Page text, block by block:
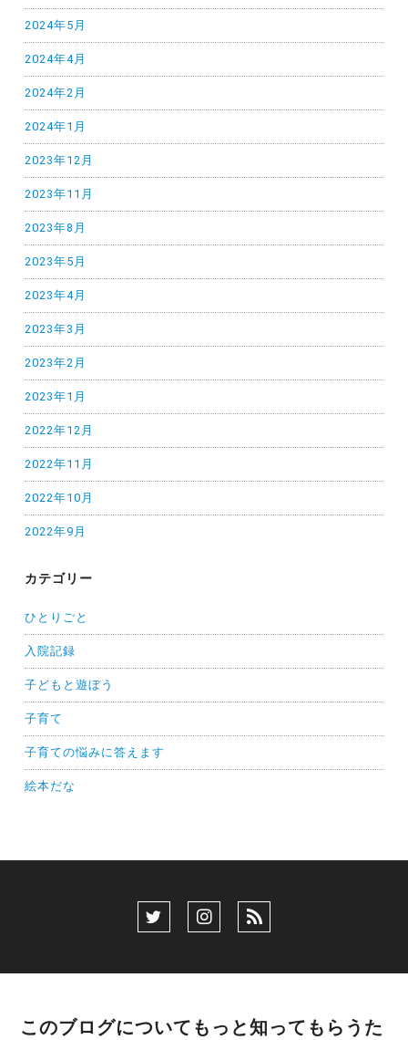
2024年5月
2024年4月
2024年2月
2024年1月
2023年12月
2023年11月
2023年8月
2023年5月
2023年4月
2023年3月
2023年2月
2023年1月
2022年12月
2022年11月
2022年10月
2022年9月
カテゴリー
ひとりごと
入院記録
子どもと遊ぼう
子育て
子育ての悩みに答えます
絵本だな
このブログについてもっと知ってもらうた